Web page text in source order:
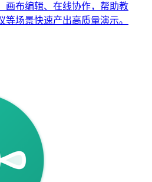
画布编辑、在线协作，帮助教
场景快速产出高质量演示。